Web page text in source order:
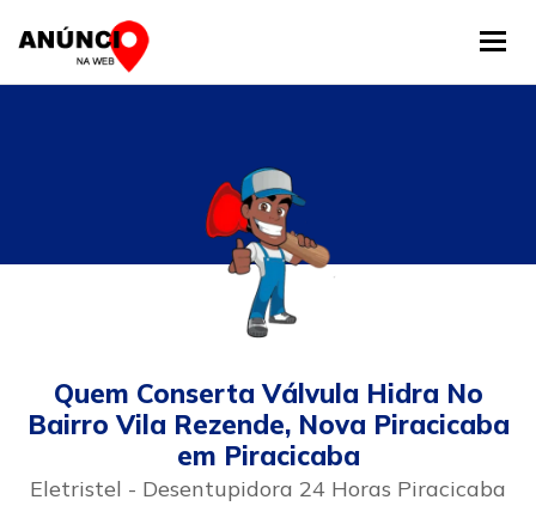
Quem Conserta Válvula Hidra No
Bairro Vila Rezende, Nova Piracicaba
em Piracicaba
Eletristel - Desentupidora 24 Horas Piracicaba